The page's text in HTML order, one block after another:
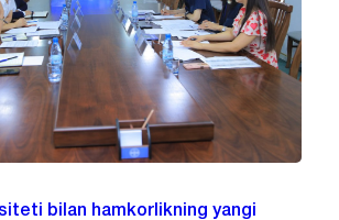
bilan hamkorlikning yangi